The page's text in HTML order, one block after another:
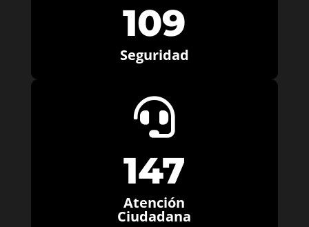
109
Seguridad

147
Atención
Ciudadana